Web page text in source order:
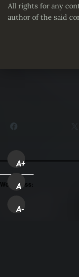
All rights for any
author of the said
A+
A
A-
WordPress: